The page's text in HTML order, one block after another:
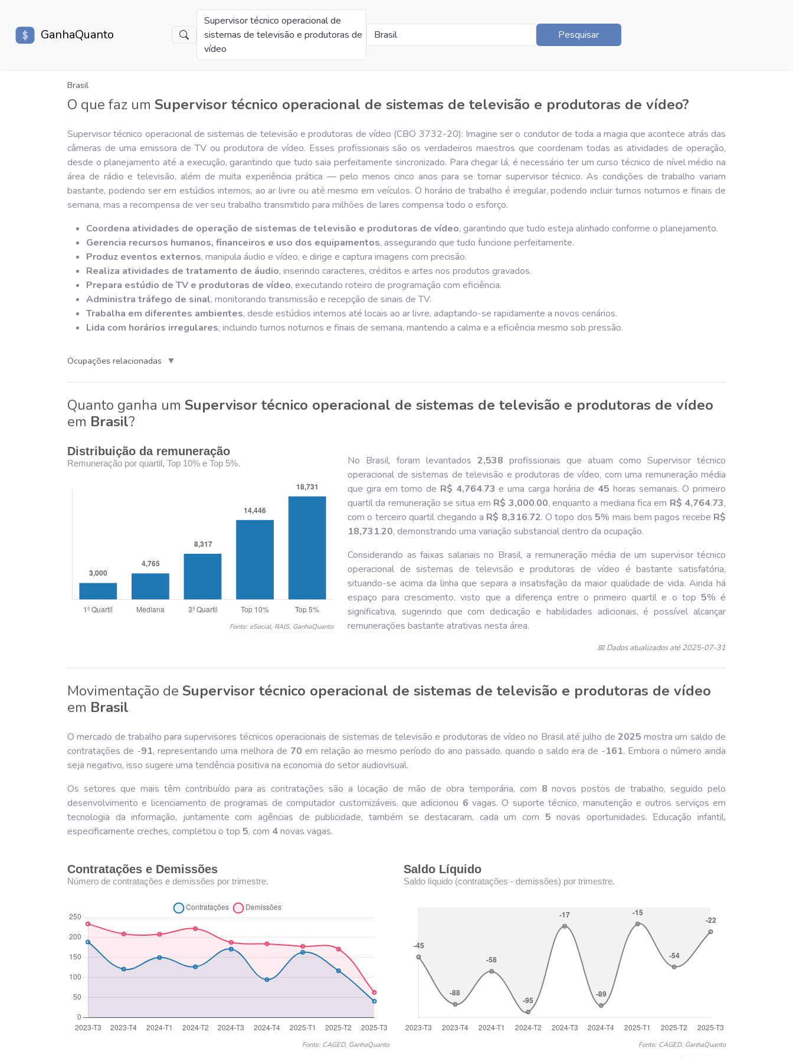
GanhaQuanto
Supervisor técnico operacional de
sistemas de televisão e produtoras de
vídeo
Brasil Pesquisar
Brasil
O que faz um Supervisor técnico operacional de sistemas de televisão e produtoras de vídeo?
Supervisor técnico operacional de sistemas de televisão e produtoras de vídeo (CBO 3732-20): Imagine ser o condutor de toda a magia que acontece atrás das
câmeras de uma emissora de TV ou produtora de vídeo. Esses profissionais são os verdadeiros maestros que coordenam todas as atividades de operação,
desde o planejamento até a execução, garantindo que tudo saia perfeitamente sincronizado. Para chegar lá, é necessário ter um curso técnico de nível médio na
área de rádio e televisão, além de muita experiência prática — pelo menos cinco anos para se tornar supervisor técnico. As condições de trabalho variam
bastante, podendo ser em estúdios internos, ao ar livre ou até mesmo em veículos. O horário de trabalho é irregular, podendo incluir turnos noturnos e finais de
semana, mas a recompensa de ver seu trabalho transmitido para milhões de lares compensa todo o esforço.
Coordena atividades de operação de sistemas de televisão e produtoras de vídeo, garantindo que tudo esteja alinhado conforme o planejamento.
Gerencia recursos humanos, financeiros e uso dos equipamentos, assegurando que tudo funcione perfeitamente.
Produz eventos externos, manipula áudio e vídeo, e dirige e captura imagens com precisão.
Realiza atividades de tratamento de áudio, inserindo caracteres, créditos e artes nos produtos gravados.
Prepara estúdio de TV e produtoras de vídeo, executando roteiro de programação com eficiência.
Administra tráfego de sinal, monitorando transmissão e recepção de sinais de TV.
Trabalha em diferentes ambientes, desde estúdios internos até locais ao ar livre, adaptando-se rapidamente a novos cenários.
Lida com horários irregulares, incluindo turnos noturnos e finais de semana, mantendo a calma e a eficiência mesmo sob pressão.
Ocupações relacionadas ▼
Quanto ganha um Supervisor técnico operacional de sistemas de televisão e produtoras de vídeo
em Brasil?
Distribuição da remuneração
Remuneração por quartil, Top 10% e Top 5%.
Fonte: eSocial, RAIS, GanhaQuanto
No Brasil, foram levantados 2,538 profissionais que atuam como Supervisor técnico
operacional de sistemas de televisão e produtoras de vídeo, com uma remuneração média
que gira em torno de R$ 4,764.73 e uma carga horária de 45 horas semanais. O primeiro
quartil da remuneração se situa em R$ 3,000.00, enquanto a mediana fica em R$ 4,764.73,
com o terceiro quartil chegando a R$ 8,316.72. O topo dos 5% mais bem pagos recebe R$
18,731.20, demonstrando uma variação substancial dentro da ocupação.
Considerando as faixas salariais no Brasil, a remuneração média de um supervisor técnico
operacional de sistemas de televisão e produtoras de vídeo é bastante satisfatória,
situando-se acima da linha que separa a insatisfação da maior qualidade de vida. Ainda há
espaço para crescimento, visto que a diferença entre o primeiro quartil e o top 5% é
significativa, sugerindo que com dedicação e habilidades adicionais, é possível alcançar
remunerações bastante atrativas nesta área.
📅 Dados atualizados até 2025-07-31
Movimentação de Supervisor técnico operacional de sistemas de televisão e produtoras de vídeo
em Brasil
O mercado de trabalho para supervisores técnicos operacionais de sistemas de televisão e produtoras de vídeo no Brasil até julho de 2025 mostra um saldo de
contratações de -91, representando uma melhora de 70 em relação ao mesmo período do ano passado, quando o saldo era de -161. Embora o número ainda
seja negativo, isso sugere uma tendência positiva na economia do setor audiovisual.
Os setores que mais têm contribuído para as contratações são a locação de mão de obra temporária, com 8 novos postos de trabalho, seguido pelo
desenvolvimento e licenciamento de programas de computador customizáveis, que adicionou 6 vagas. O suporte técnico, manutenção e outros serviços em
tecnologia da informação, juntamente com agências de publicidade, também se destacaram, cada um com 5 novas oportunidades. Educação infantil,
especificamente creches, completou o top 5, com 4novas vagas.
Contratações e Demissões
Número de contratações e demissões por trimestre.
Fonte: CAGED, GanhaQuanto
Saldo Líquido
Saldo líquido (contratações - demissões) por trimestre.
Fonte: CAGED, GanhaQuanto